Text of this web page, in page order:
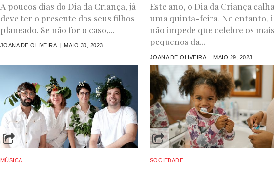
A poucos dias do Dia da Criança, já
deve ter o presente dos seus filhos
planeado. Se não for o caso,...
JOANA DE OLIVEIRA MAIO 30, 2023
Este ano, o Dia da Criança
uma quinta-feira. No entanto,
não impede que celebre os mais
pequenos da...
JOANA DE OLIVEIRA MAIO 29, 2023
MÚSICA SOCIEDADE